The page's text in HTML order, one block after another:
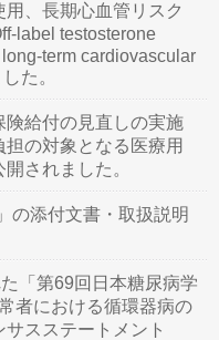
、長期心血管リスク
label testosterone
term cardiovascular
た。
険給付の見直しの実施
の対象となる医療用
されました。
の添付文書・取扱説明
「第69回日本糖尿病学
者における循環器病の
スステートメント